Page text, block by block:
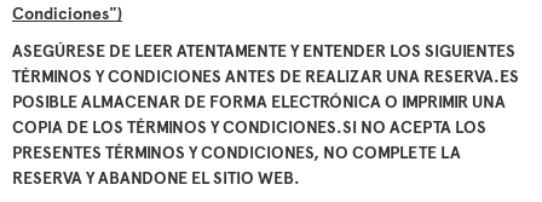
Condiciones")
ASEGÚRESE DE LEER ATENTAMENTE Y ENTENDER LOS SIGUIENTES
TÉRMINOS Y CONDICIONES ANTES DE REALIZAR UNA RESERVA.ES
POSIBLE ALMACENAR DE FORMA ELECTRÓNICA O IMPRIMIR UNA
COPIA DE LOS TÉRMINOS Y CONDICIONES.SI NO ACEPTA LOS
PRESENTES TÉRMINOS Y CONDICIONES, NO COMPLETE LA
RESERVA Y ABANDONE EL SITIO WEB.